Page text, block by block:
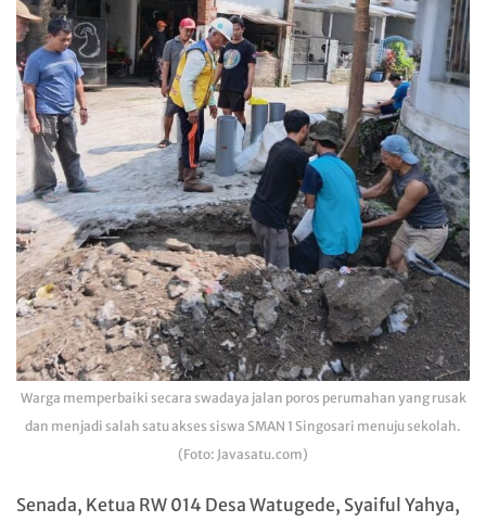
Warga memperbaiki secara swadaya jalan poros perumahan yang rusak
dan menjadi salah satu akses siswa SMAN 1 Singosari menuju sekolah.
(Foto: Javasatu.com)
Senada, Ketua RW 014 Desa Watugede, Syaiful Yahya,